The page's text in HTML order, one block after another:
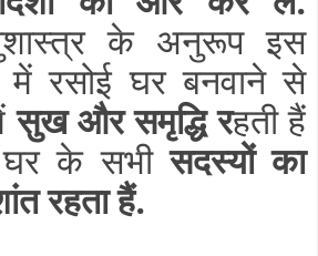
के अनुरूप इस
में रसोई घर बनवाने से
सुख और समृद्धि रहती हैं
के सभीसदस्यों का
रहता हैं.